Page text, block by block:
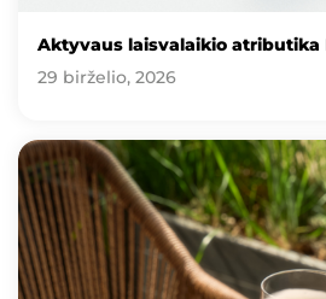
Aktyvaus laisvalaikio atributika
29 birželio, 2026